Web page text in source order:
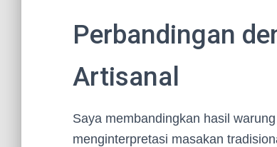
Perbandingan
Artisanal
Saya membandingkan hasil
menginterpretasi masakan